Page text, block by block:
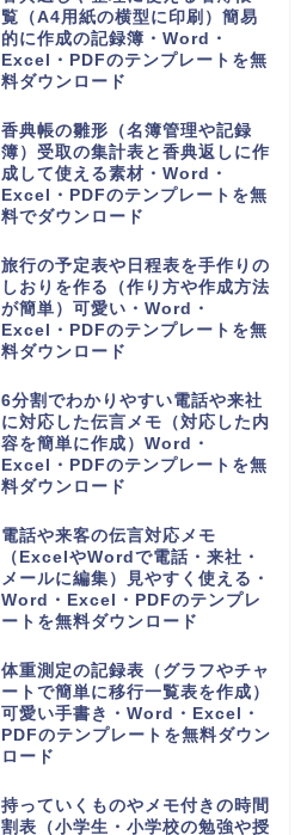
1週間の小学校や中学校からの帰
宅後スケジュール表（おしゃれ＆
かわいい）勉強や学習と習い事・
Word・Excel・PDFのテンプレ
手作りで作れるおしゃれでかわい
い座席表（小学生・小学校の席一
覧）作るのが簡単・Word・
Excel・PDFのテンプレートを無
6列に30人の小学校の教室で使え
る座席表（作成方法簡単・手書き
記入・パソコン入力）Word・
Excel・PDFのテンプレートを無
一時間目から六時間目の時間割表
（ワードとエクセルで簡単編集・
PDFをA4用紙に印刷・おしゃれ
なフリー素材）のテンプレートを
香典返しや整理に使える名簿帳一
覧（A4用紙の横型に印刷）簡易
的に作成の記録簿・Word・
Excel・PDFのテンプレートを無
香典帳の雛形（名簿管理や記録
簿）受取の集計表と香典返しに作
成して使える素材・Word・
Excel・PDFのテンプレートを無
旅行の予定表や日程表を手作りの